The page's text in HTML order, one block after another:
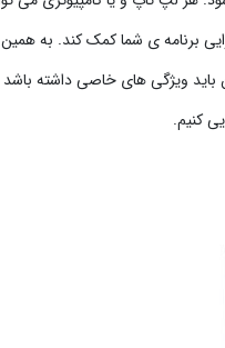
برنامه ی شما کمک کند. به
باید ویژگی های خاصی داشته باشد